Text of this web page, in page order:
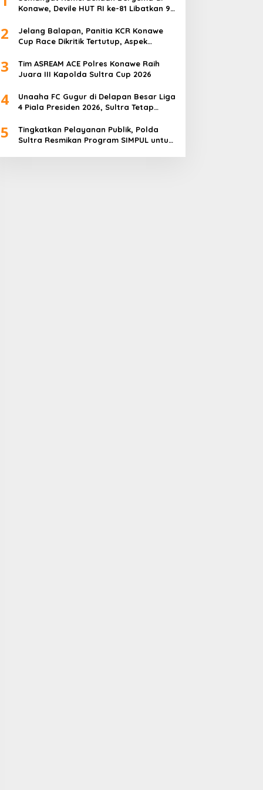
Konawe, Devile HUT RI ke-81 Libatkan 98
2
Jelang Balapan, Panitia KCR Konawe
Cup Race Dikritik Tertutup, Aspek
3
Tim ASREAM ACE Polres Konawe Raih
Juara III Kapolda Sultra Cup 2026
4
Unaaha FC Gugur di Delapan Besar Liga
4 Piala Presiden 2026, Sultra Tetap
5
Tingkatkan Pelayanan Publik, Polda
Sultra Resmikan Program SIMPUL untuk